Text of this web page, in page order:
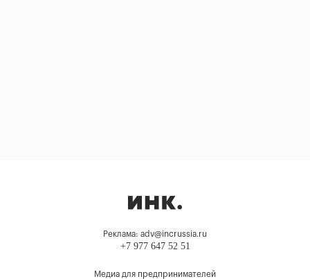
Реклама: adv@incrussia.ru
+7 977 647 52 51
Медиа для предпринимателей